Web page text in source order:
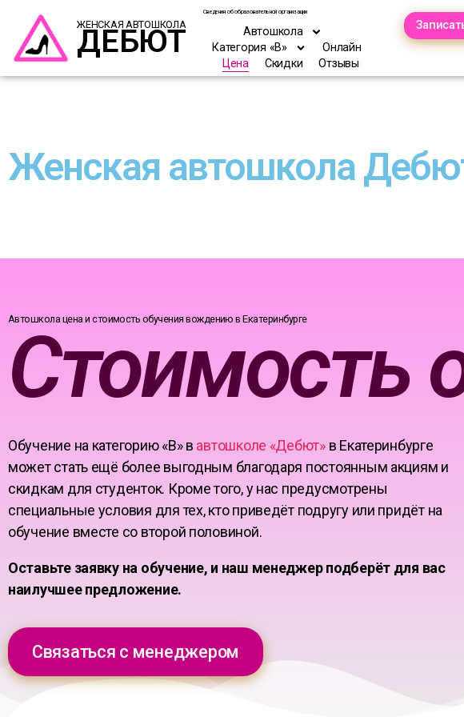
ЖЕНСКАЯ АВТОШКОЛА
ДЕБЮТ
Сведения об образовательной организации
Автошкола
Категория «В»
Онлайн
Цена
Скидки Отзывы
Женская автошкола
Автошкола цена и стоимость обучения вождению в Екатеринбурге
Стоимость
Обучение на категорию «В» в автошколе «Дебют»в Екатеринбурге
может стать ещё более выгодным благодаря постоянным акциям и
скидкам для студенток. Кроме того, у нас предусмотрены
специальные условия для тех, кто приведёт подругу или придёт на
обучение вместе со второй половиной.
Оставьте заявку на обучение, и наш менеджер подберёт для вас
наилучшее предложение.
Связаться с менеджером